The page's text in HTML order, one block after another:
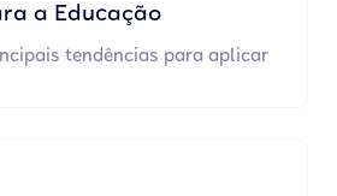
a Educação
tendências para aplicar